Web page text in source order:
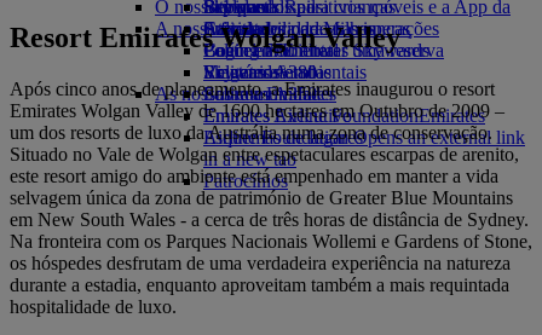
Bebidas
A nossa frota
Boeing 777
Emirates A380
Emirates A350
Emirates Executive
Esquemas de lugares
Brinquedos para crianças
Atividades para as crianças
O nosso planeta
Sustentabilidade nas operações
Política ambiental
Relatórios ambientais
As nossas comunidades
Emirates Airline FoundationEmirates
Airline Foundation Opens an external link
in a new tab
Patrocínios
Skywards Rail
Calculadora de Milhas
Login em Emirates Skywards
Skywards+
Site para dispositivos móveis e a App da
Emirates
Cancelar ou alterar uma reserva
Viagens afetadas
Sobre a Emirates
Resort Emirates Wolgan Valley
Após cinco anos de planeamento, a Emirates inaugurou o resort
Emirates Wolgan Valley de 1600 hectares em Outubro de 2009 –
um dos resorts de luxo da Austrália numa zona de conservação.
Situado no Vale de Wolgan entre espetaculares escarpas de arenito,
este resort amigo do ambiente está empenhado em manter a vida
selvagem única da zona de património de Greater Blue Mountains
em New South Wales - a cerca de três horas de distância de Sydney.
Na fronteira com os Parques Nacionais Wollemi e Gardens of Stone,
os hóspedes desfrutam de uma verdadeira experiência na natureza
durante a estadia, enquanto aproveitam também a mais requintada
hospitalidade de luxo.